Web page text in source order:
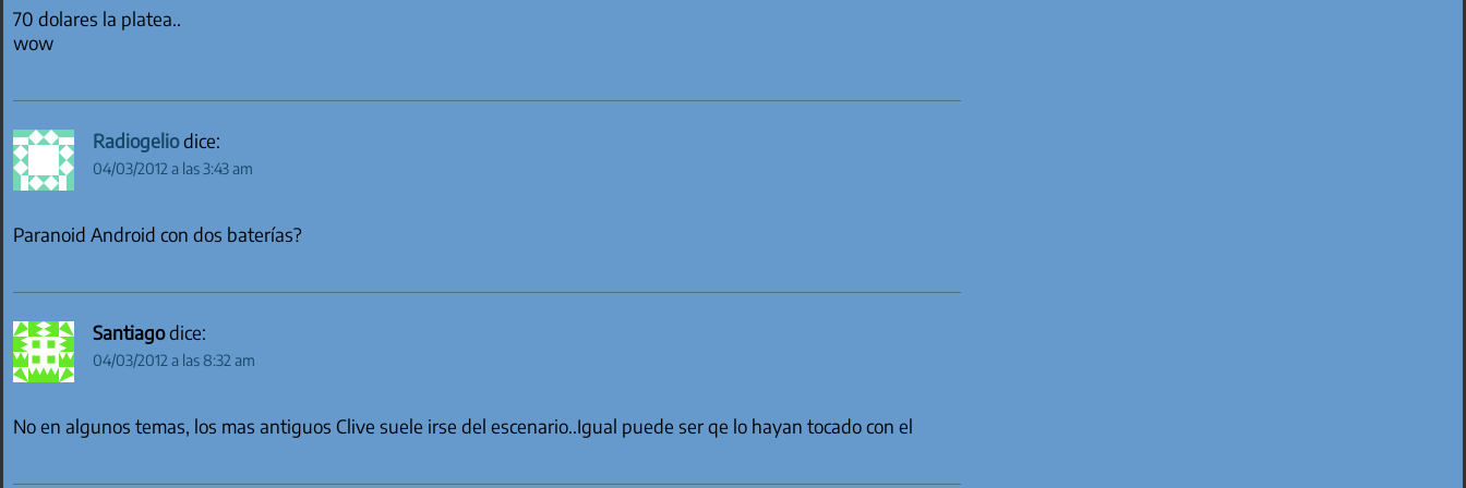
70 dolares la platea..
wow
Radiogeliodice:
04/03/2012 a las 3:43 am
Paranoid Android con dos baterías?
Santiagodice:
04/03/2012 a las 8:32 am
No en algunos temas, los mas antiguos Clive suele irse del escenario..Igual puede ser qe lo hayan tocado con el